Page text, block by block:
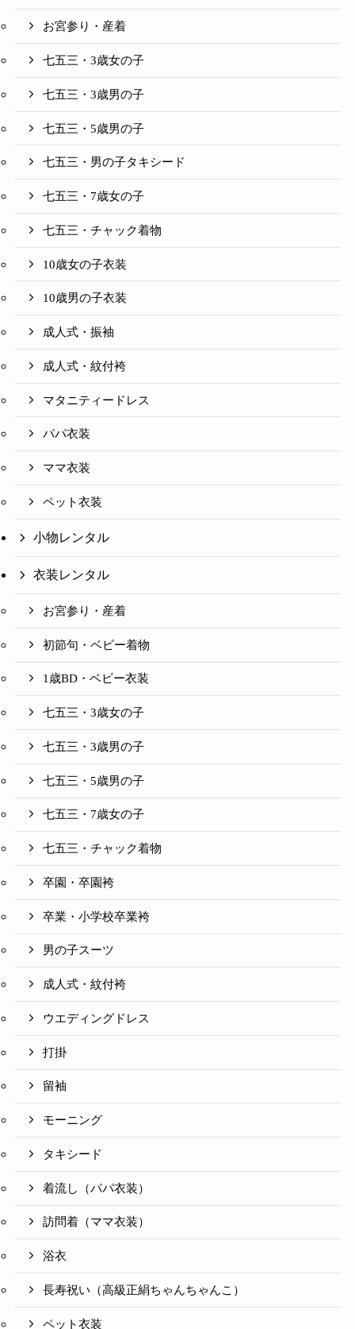
お宮参り・産着
七五三・3歳女の子
七五三・3歳男の子
七五三・5歳男の子
七五三・男の子タキシード
七五三・7歳女の子
七五三・チャック着物
10歳女の子衣装
10歳男の子衣装
成人式・振袖
成人式・紋付袴
マタニティードレス
パパ衣装
ママ衣装
ペット衣装
小物レンタル
衣装レンタル
お宮参り・産着
初節句・ベビー着物
1歳BD・ベビー衣装
七五三・3歳女の子
七五三・3歳男の子
七五三・5歳男の子
七五三・7歳女の子
七五三・チャック着物
卒園・卒園袴
卒業・小学校卒業袴
男の子スーツ
成人式・紋付袴
ウエディングドレス
打掛
留袖
モーニング
タキシード
着流し（パパ衣装）
訪問着（ママ衣装）
浴衣
長寿祝い（高級正絹ちゃんちゃんこ）
ペット衣装